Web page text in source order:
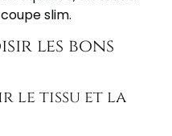
slim.
les bons
le tissu et la